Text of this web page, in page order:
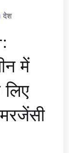
देश
में